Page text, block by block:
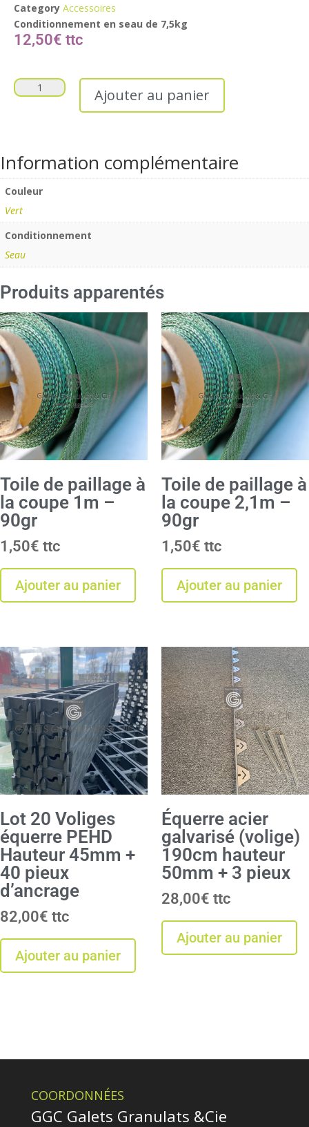
Category Accessoires
Conditionnement en seau de 7,5kg
12,50€
Ajouter au panier
Information complémentaire
Couleur
Vert
Conditionnement
Seau
Produits apparentés
Toile de paillage à
la coupe 1m –
90gr
1,50€
Ajouter au panier
Toile de paillage à
la coupe 2,1m –
90gr
1,50€
Ajouter au panier
Lot 20 Voliges
équerre PEHD
Hauteur 45mm +
40 pieux
d’ancrage
82,00€
Ajouter au panier
Équerre acier
galvarisé (volige)
190cm hauteur
50mm + 3 pieux
28,00€
Ajouter au panier
COORDONNÉES
GGC Galets Granulats &Cie